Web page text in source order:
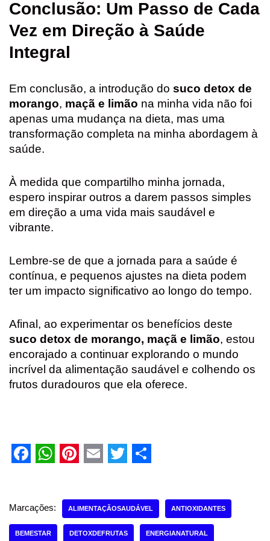
Conclusão: Um Passo de Cada
Vez em Direção à Saúde
Integral
Em conclusão, a introdução do suco detox de
morango, maçã e limão na minha vida não foi
apenas uma mudança na dieta, mas uma
transformação completa na minha abordagem à
saúde.
À medida que compartilho minha jornada,
espero inspirar outros a darem passos simples
em direção a uma vida mais saudável e
vibrante.
Lembre-se de que a jornada para a saúde é
contínua, e pequenos ajustes na dieta podem
ter um impacto significativo ao longo do tempo.
Afinal, ao experimentar os benefícios deste
suco detox de morango, maçã e limão, estou
encorajado a continuar explorando o mundo
incrível da alimentação saudável e colhendo os
frutos duradouros que ela oferece.
c
e
a
t
n
t
a
i
i
t
a
r
Marcações: ALIMENTAÇÃOSAUDÁVEL ANTIOXIDANTES
BEMESTAR DETOXDEFRUTAS ENERGIANATURAL